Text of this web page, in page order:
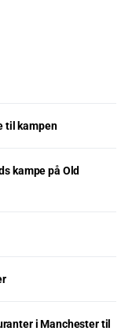
til kampen
kampe på Old
i Manchester til